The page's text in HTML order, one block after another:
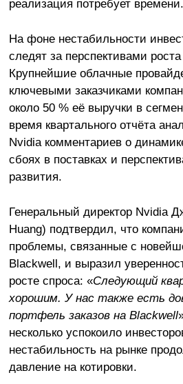
реализация потребует времени.
На фоне нестабильности
следят за перспективами
Крупнейшие облачные
ключевыми заказчиками
около 50 % её выручки в
время квартального отчёта
Nvidia комментариев о
сбоях в поставках и
развития.
Генеральный директор Nvidia
Huang) подтвердил, что
проблемы, связанные с
Blackwell, и выразил
росте спроса: «Следующий
хорошим. У нас также есть
портфель заказов на Blackwell
несколько успокоило
нестабильность на рынке
давление на котировки.